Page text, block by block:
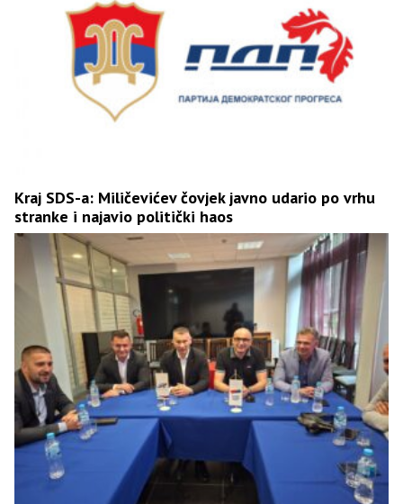
Kraj SDS-a: Miličevićev čovjek javno udario po vrhu
stranke i najavio politički haos